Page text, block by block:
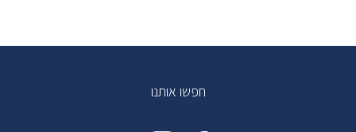
חפשו אותנו